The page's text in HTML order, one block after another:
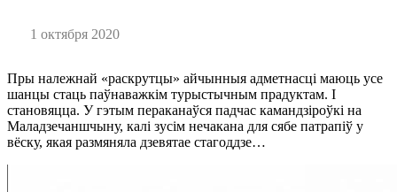
1 октября 2020
Пры належнай «раскрутцы» айчынныя адметнасці маюць усе
шанцы стаць паўнаважкiм турыстычным прадуктам. І
становяцца. У гэтым пераканаўся падчас камандзiроўкi на
Маладзечаншчыну, калi зусiм нечакана для сябе патрапiў у
вёску, якая размяняла дзевятае стагоддзе…